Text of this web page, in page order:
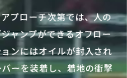
プローチ次第では、人の
ャンプができるオフロー
ンにはオイルが封入され
ーを装着し、着地の衝撃